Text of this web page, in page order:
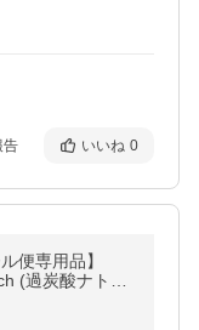
告 いいね 0
便専用品】
(過炭酸ナトリ
洗濯 掃除に